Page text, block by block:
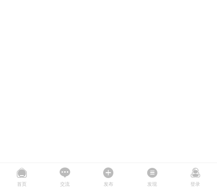
首页 交流 发布 发现 登录